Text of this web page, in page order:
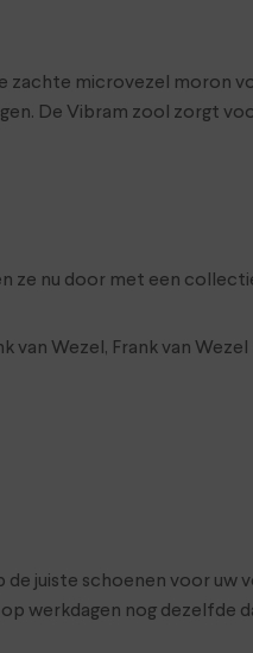
zachte microvezel moron
De Vibram zool zorgt
ze nu door met een
van Wezel, Frank van
juiste schoenen voor uw
werkdagen nog dezelfde